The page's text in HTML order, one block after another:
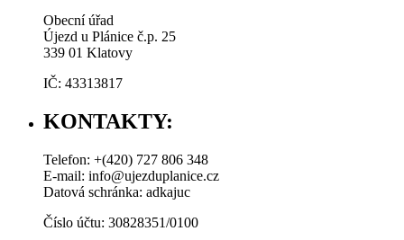
Obecní úřad
Újezd u Plánice č.p. 25
339 01 Klatovy
IČ: 43313817
KONTAKTY:
Telefon: +(420) 727 806 348
E-mail: info@ujezduplanice.cz
Datová schránka: adkajuc
Číslo účtu: 30828351/0100